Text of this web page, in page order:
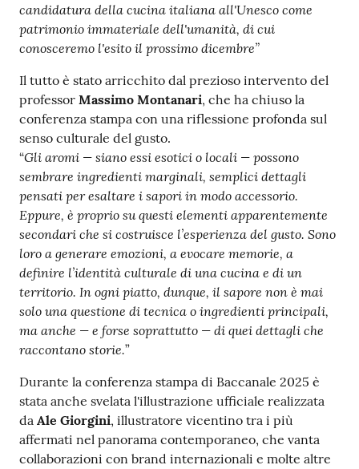
candidatura della cucina italiana all'Unesco come
patrimonio immateriale dell'umanità, di cui
conosceremo l'esito il prossimo dicembre”
Il tutto è stato arricchito dal prezioso intervento del
professor Massimo Montanari, che ha chiuso la
conferenza stampa con una riflessione profonda sul
senso culturale del gusto.
“Gli aromi — siano essi esotici o locali — possono
sembrare ingredienti marginali, semplici dettagli
pensati per esaltare i sapori in modo accessorio.
Eppure, è proprio su questi elementi apparentemente
secondari che si costruisce l’esperienza del gusto. Sono
loro a generare emozioni, a evocare memorie, a
definire l’identità culturale di una cucina e di un
territorio. In ogni piatto, dunque, il sapore non è mai
solo una questione di tecnica o ingredienti principali,
ma anche — e forse soprattutto — di quei dettagli che
raccontano storie.”
Durante la conferenza stampa di Baccanale 2025 è
stata anche svelata l'illustrazione ufficiale realizzata
da Ale Giorgini, illustratore vicentino tra i più
affermati nel panorama contemporaneo, che vanta
collaborazioni con brand internazionali e molte altre